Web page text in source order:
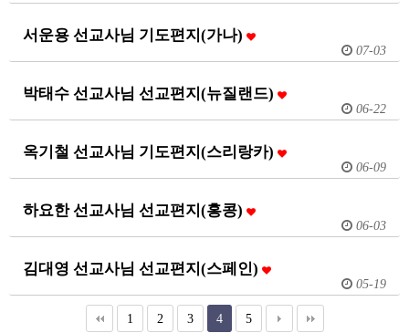
서운용 선교사님 기도편지(가나)
07-03
박태수 선교사님 선교편지(뉴질랜드)
06-22
옥기철 선교사님 기도편지(스리랑카)
06-09
하요한 선교사님 선교편지(홍콩)
06-03
김대영 선교사님 선교편지(스페인)
05-19
1 2 3 4 5